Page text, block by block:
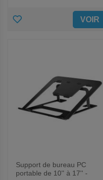
AJOUTER VOIR
Support de bureau PC
portable de 10'' à 17'' -